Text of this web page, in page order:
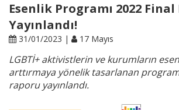
Esenlik Programı 2022
Yayınlandı!
31/01/2023 | 17 Mayıs
LGBTİ+ aktivistlerin ve kurumların
arttırmaya yönelik tasarlanan
raporu yayınlandı.